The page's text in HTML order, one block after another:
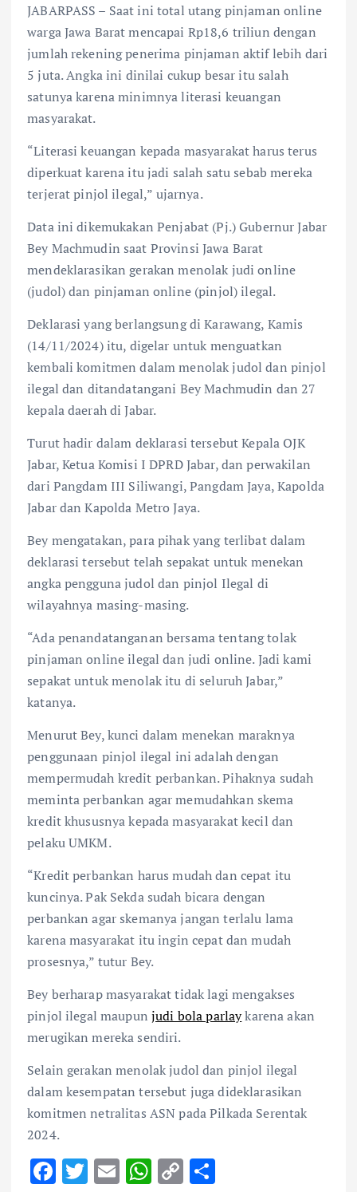
JABARPASS – Saat ini total utang pinjaman online
warga Jawa Barat mencapai Rp18,6 triliun dengan
jumlah rekening penerima pinjaman aktif lebih dari
5 juta. Angka ini dinilai cukup besar itu salah
satunya karena minimnya literasi keuangan
masyarakat.
“Literasi keuangan kepada masyarakat harus terus
diperkuat karena itu jadi salah satu sebab mereka
terjerat pinjol ilegal,” ujarnya.
Data ini dikemukakan Penjabat (Pj.) Gubernur Jabar
Bey Machmudin saat Provinsi Jawa Barat
mendeklarasikan gerakan menolak judi online
(judol) dan pinjaman online (pinjol) ilegal.
Deklarasi yang berlangsung di Karawang, Kamis
(14/11/2024) itu, digelar untuk menguatkan
kembali komitmen dalam menolak judol dan pinjol
ilegal dan ditandatangani Bey Machmudin dan 27
kepala daerah di Jabar.
Turut hadir dalam deklarasi tersebut Kepala OJK
Jabar, Ketua Komisi I DPRD Jabar, dan perwakilan
dari Pangdam III Siliwangi, Pangdam Jaya, Kapolda
Jabar dan Kapolda Metro Jaya.
Bey mengatakan, para pihak yang terlibat dalam
deklarasi tersebut telah sepakat untuk menekan
angka pengguna judol dan pinjol Ilegal di
wilayahnya masing-masing.
“Ada penandatanganan bersama tentang tolak
pinjaman online ilegal dan judi online. Jadi kami
sepakat untuk menolak itu di seluruh Jabar,”
katanya.
Menurut Bey, kunci dalam menekan maraknya
penggunaan pinjol ilegal ini adalah dengan
mempermudah kredit perbankan. Pihaknya sudah
meminta perbankan agar memudahkan skema
kredit khususnya kepada masyarakat kecil dan
pelaku UMKM.
“Kredit perbankan harus mudah dan cepat itu
kuncinya. Pak Sekda sudah bicara dengan
perbankan agar skemanya jangan terlalu lama
karena masyarakat itu ingin cepat dan mudah
prosesnya,” tutur Bey.
Bey berharap masyarakat tidak lagi mengakses
pinjol ilegal maupunjudi bola parlaykarena akan
merugikan mereka sendiri.
Selain gerakan menolak judol dan pinjol ilegal
dalam kesempatan tersebut juga dideklarasikan
komitmen netralitas ASN pada Pilkada Serentak
2024.
F T E W C